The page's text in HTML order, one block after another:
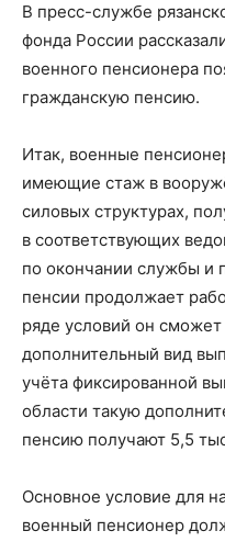
В пресс-службе
фонда России
военного пенсионера
гражданскую пенсию.
Итак, военные
имеющие стаж в
силовых структурах,
в соответствующих
по окончании службы и
пенсии продолжает
ряде условий он сможет
дополнительный вид
учёта фиксированной
области такую
пенсию получают 5,5
Основное условие для
военный пенсионер